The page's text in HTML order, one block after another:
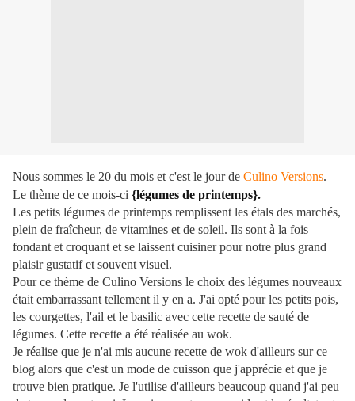
Nous sommes le 20 du mois et c'est le jour de Culino Versions.
Le thème de ce mois-ci {légumes de printemps}.
Les petits légumes de printemps remplissent les étals des marchés,
plein de fraîcheur, de vitamines et de soleil. Ils sont à la fois
fondant et croquant et se laissent cuisiner pour notre plus grand
plaisir gustatif et souvent visuel.
Pour ce thème de Culino Versions le choix des légumes nouveaux
était embarrassant tellement il y en a. J'ai opté pour les petits pois,
les courgettes, l'ail et le basilic avec cette recette de sauté de
légumes. Cette recette a été réalisée au wok.
Je réalise que je n'ai mis aucune recette de wok d'ailleurs sur ce
blog alors que c'est un mode de cuisson que j'apprécie et que je
trouve bien pratique. Je l'utilise d'ailleurs beaucoup quand j'ai peu